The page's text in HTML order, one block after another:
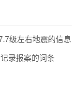
级左右地震的信息
录报案的词条